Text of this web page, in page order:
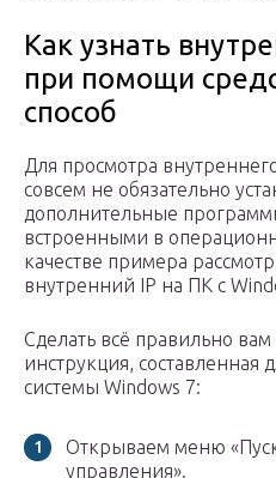
Как узнать
при помощи
способ
Для просмотра
совсем не обязательно
дополнительные
встроенными в
качестве примера
внутренний IP на ПК с
Сделать всё правильно
инструкция, составленная
системы Windows 7:
Открываем меню
управления».